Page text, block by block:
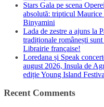
Stars Gala pe scena
absolută: tripticul
Binyamini
Lada de zestre a ajuns la
tradiționale românești
Librairie française!
Loredana și Speak
august 2026, Insula de
ediție Young Island
Recent Comments